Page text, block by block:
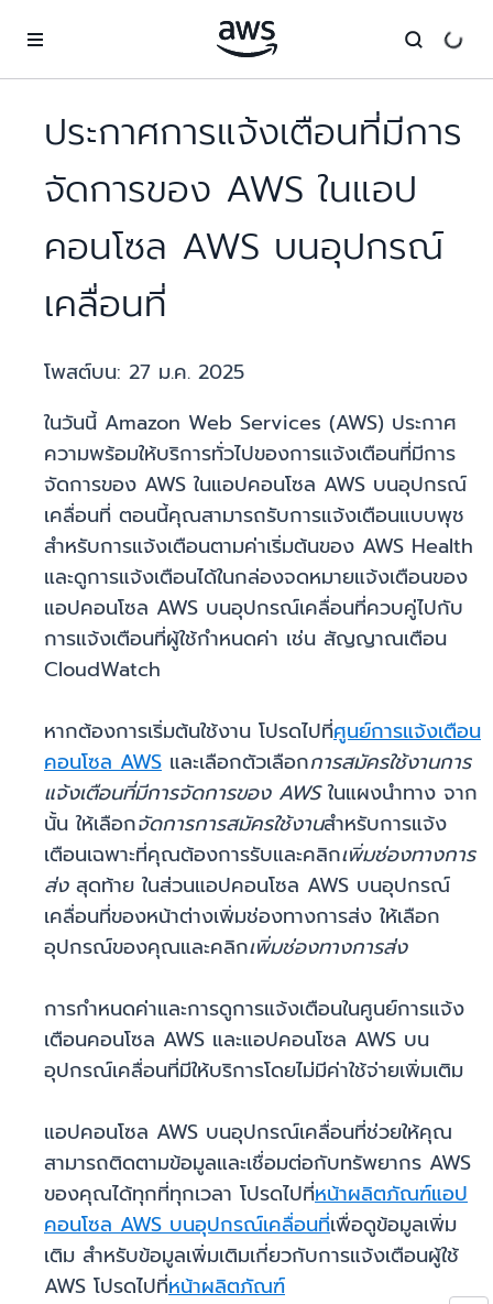
ประกาศการแจ้งเตือนที่มีการ
จัดการของ AWS ในแอป
คอนโซล AWS บนอุปกรณ์
เคลื่อนที่
โพสต์บน: 27 ม.ค. 2025
ในวันนี้ Amazon Web Services (AWS) ประกาศ
ความพร้อมให้บริการทั่วไปของการแจ้งเตือนที่มีการ
จัดการของ AWS ในแอปคอนโซล AWS บนอุปกรณ์
เคลื่อนที่ ตอนนี้คุณสามารถรับการแจ้งเตือนแบบพุช
สำหรับการแจ้งเตือนตามค่าเริ่มต้นของ AWS Health
และดูการแจ้งเตือนได้ในกล่องจดหมายแจ้งเตือนของ
แอปคอนโซล AWS บนอุปกรณ์เคลื่อนที่ควบคู่ไปกับ
การแจ้งเตือนที่ผู้ใช้กำหนดค่า เช่น สัญญาณเตือน
CloudWatch
หากต้องการเริ่มต้นใช้งาน โปรดไปที่ศูนย์การแจ้งเตือน
คอนโซล AWS และเลือกตัวเลือกการสมัครใช้งานการ
แจ้งเตือนที่มีการจัดการของ AWSในแผงนำทาง จาก
นั้น ให้เลือกจัดการการสมัครใช้งานสำหรับการแจ้ง
เตือนเฉพาะที่คุณต้องการรับและคลิกเพิ่มช่องทางการ
ส่งสุดท้าย ในส่วนแอปคอนโซล AWS บนอุปกรณ์
เคลื่อนที่ของหน้าต่างเพิ่มช่องทางการส่ง ให้เลือก
อุปกรณ์ของคุณและคลิกเพิ่มช่องทางการส่ง
การกำหนดค่าและการดูการแจ้งเตือนในศูนย์การแจ้ง
เตือนคอนโซล AWS และแอปคอนโซล AWS บน
อุปกรณ์เคลื่อนที่มีให้บริการโดยไม่มีค่าใช้จ่ายเพิ่มเติม
แอปคอนโซล AWS บนอุปกรณ์เคลื่อนที่ช่วยให้คุณ
สามารถติดตามข้อมูลและเชื่อมต่อกับทรัพยากร AWS
ของคุณได้ทุกที่ทุกเวลา โปรดไปที่หน้าผลิตภัณฑ์แอป
คอนโซล AWS บนอุปกรณ์เคลื่อนที่เพื่อดูข้อมูลเพิ่ม
เติม สำหรับข้อมูลเพิ่มเติมเกี่ยวกับการแจ้งเตือนผู้ใช้
AWS โปรดไปที่หน้าผลิตภัณฑ์